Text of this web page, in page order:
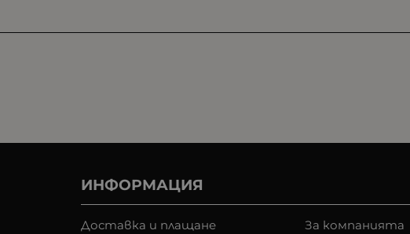
ИНФОРМАЦИЯ
Доставка и плащане
За компанията